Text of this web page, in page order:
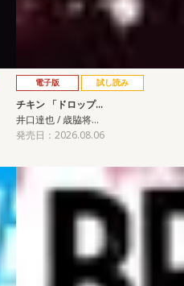
電子版 試し読み
チキン 「ドロップ…
井口達也 / 歳脇将…
発売日：2026.08.06